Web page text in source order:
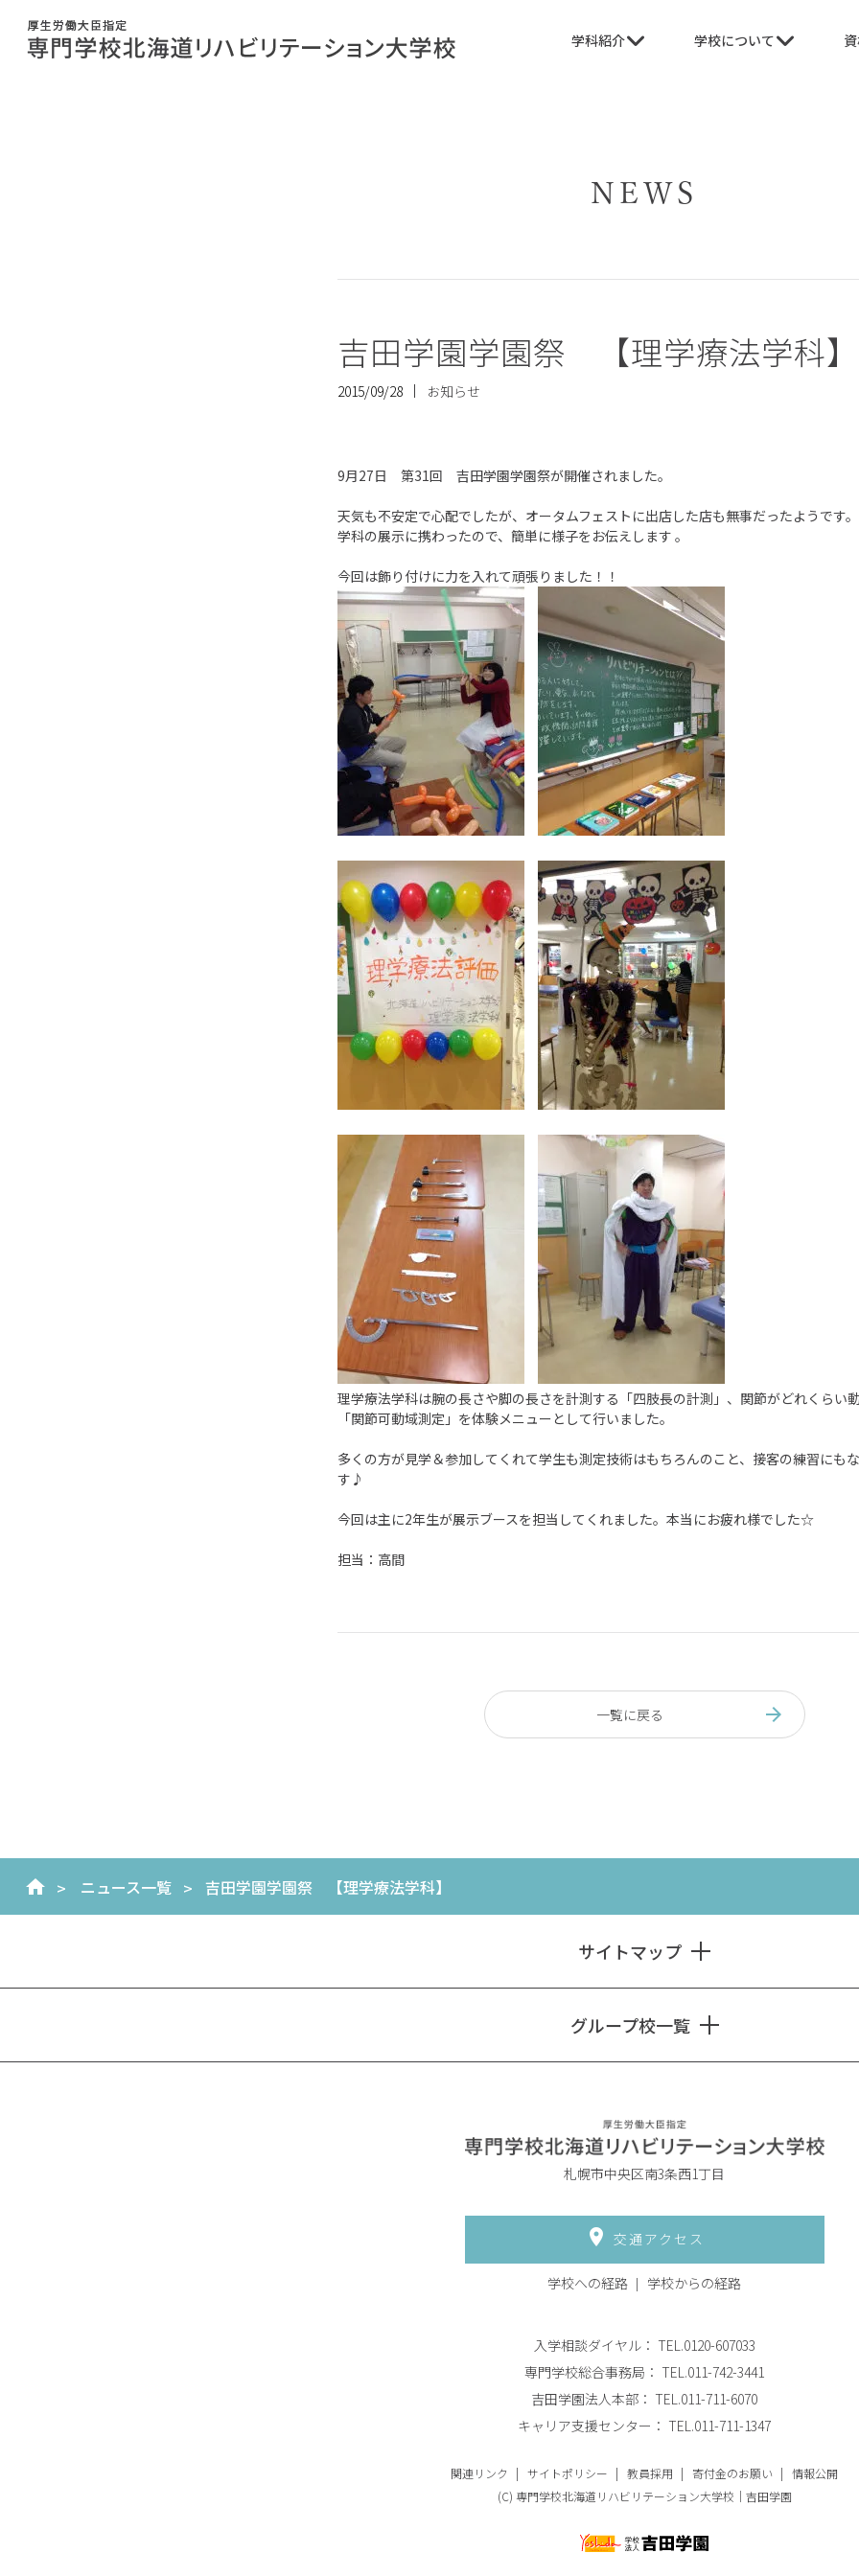
学科紹介 学校について
NEWS
吉田学園学園祭 【理学療法学科】
2015/09/28 お知らせ
9月27日 第31回 吉田学園学園祭が開催されました。
天気も不安定で心配でしたが、オータムフェストに出店した店も無事だったようです
学科の展示に携わったので、簡単に様子をお伝えします 。
今回は飾り付けに力を入れて頑張りました！！
理学療法学科は腕の長さや脚の長さを計測する「四肢長の計測」、関節がどれくらい
「関節可動域測定」を体験メニューとして行いました。
多くの方が見学＆参加してくれて学生も測定技術はもちろんのこと、接客の練習にも
す♪
今回は主に2年生が展示ブースを担当してくれました。本当にお疲れ様でした☆
担当：高間
一覧に戻る
ニュース一覧 吉田学園学園祭 【理学療法学科】
サイトマップ
グループ校一覧
札幌市中央区南3条西1丁目
交通アクセス
学校への経路 学校からの経路
入学相談ダイヤル： TEL.0120-607033
専門学校総合事務局： TEL.011-742-3441
吉田学園法人本部： TEL.011-711-6070
キャリア支援センター： TEL.011-711-1347
関連リンク サイトポリシー 教員採用 寄付金のお願い
情報公開
(C) 専門学校北海道リハビリテーション大学校｜吉田学園